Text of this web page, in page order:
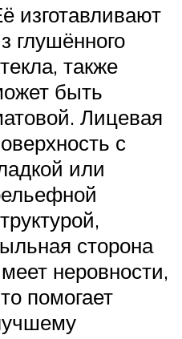
изготавливают
глушённого
также
быть
Лицевая
с
или
сторона
неровности,
помогает